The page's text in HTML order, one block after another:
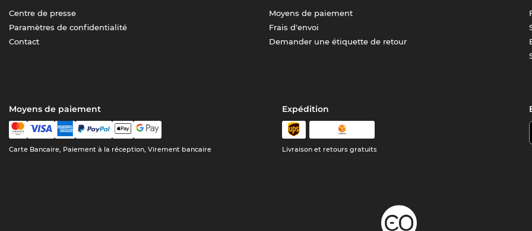
Centre de presse
Paramètres de confidentialité
Contact
Moyens de paiement
Frais d'envoi
Demander une étiquette de retour
Moyens de paiement
Carte Bancaire, Paiement à la réception, Virement bancaire
Expédition
Livraison et retours gratuits